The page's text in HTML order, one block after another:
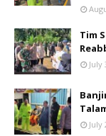
Tim
July
July